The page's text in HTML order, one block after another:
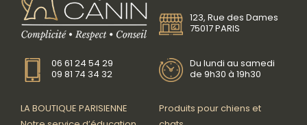
123, Rue des Dames
75017 PARIS
06 61 24 54 29
09 81 74 34 32
Du lundi au samedi
de 9h30 à 19h30
LA BOUTIQUE PARISIENNE
Produits pour chiens et